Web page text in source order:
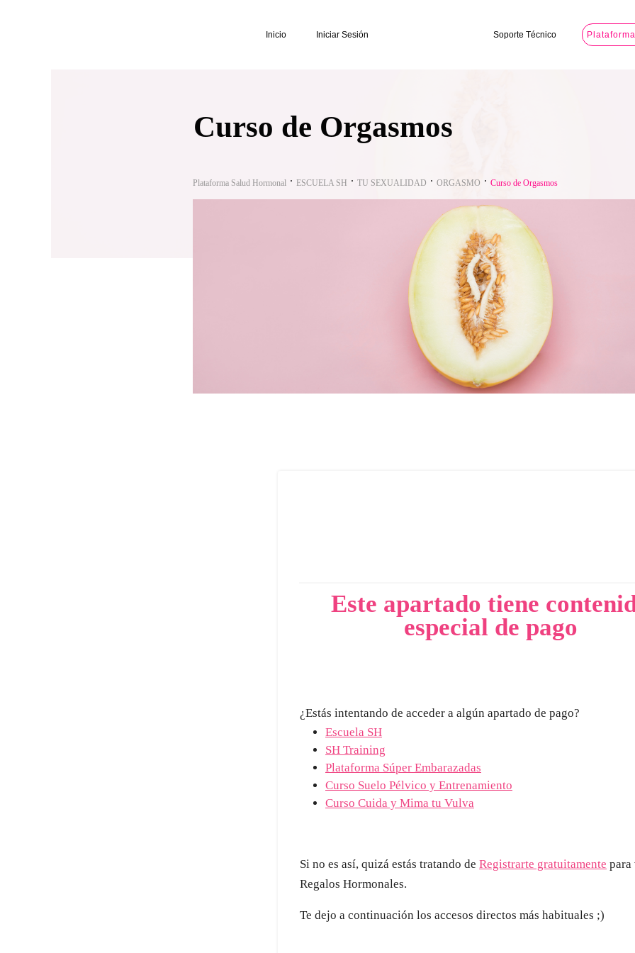
Inicio Iniciar Sesión Soporte Técnico
Curso de Orgasmos
Plataforma Salud Hormonal ESCUELA SH TU SEXUALIDAD ORGASMO Curso de Orgasmos
Este apartado tiene
especial de pago
¿Estás intentando de acceder a algún apartado de pago?
Escuela SH
SH Training
Plataforma Súper Embarazadas
Curso Suelo Pélvico y Entrenamiento
Curso Cuida y Mima tu Vulva
Si no es así, quizá estás tratando de Registrarte gratuitamente para
Regalos Hormonales.
Te dejo a continuación los accesos directos más habituales ;)